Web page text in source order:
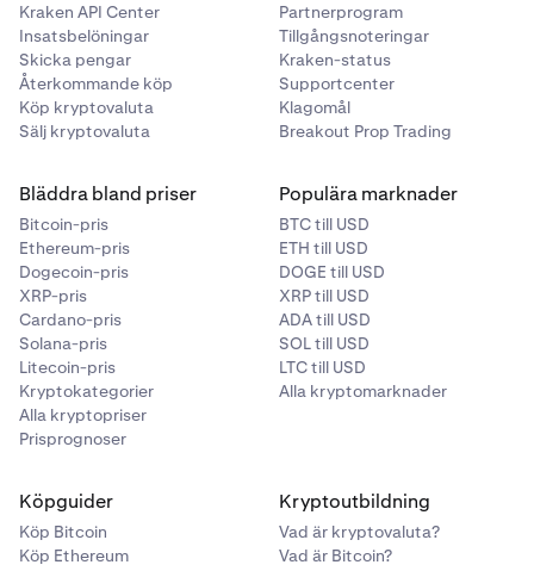
Kraken API Center
Insatsbelöningar
Skicka pengar
Återkommande köp
Köp kryptovaluta
Sälj kryptovaluta
Partnerprogram
Tillgångsnoteringar
Kraken-status
Supportcenter
Klagomål
Breakout Prop Trading
Bläddra bland priser
Bitcoin-pris
Ethereum-pris
Dogecoin-pris
XRP-pris
Cardano-pris
Solana-pris
Litecoin-pris
Kryptokategorier
Alla kryptopriser
Prisprognoser
Populära marknader
BTC till USD
ETH till USD
DOGE till USD
XRP till USD
ADA till USD
SOL till USD
LTC till USD
Alla kryptomarknader
Köpguider
Köp Bitcoin
Köp Ethereum
Kryptoutbildning
Vad är kryptovaluta?
Vad är Bitcoin?